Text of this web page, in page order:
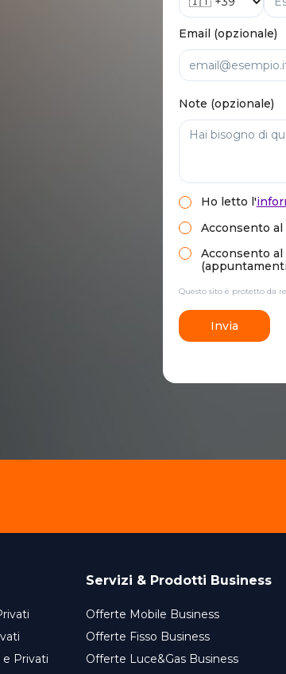
Email (opzionale)
Note (opzionale)
Ho letto l'
Acconsento
Acconsento
Questo sito è protetto da
Invia
Privati
Servizi & Prodotti Business
Offerte Mobile Business
Offerte Fisso Business
Offerte Luce&Gas Business